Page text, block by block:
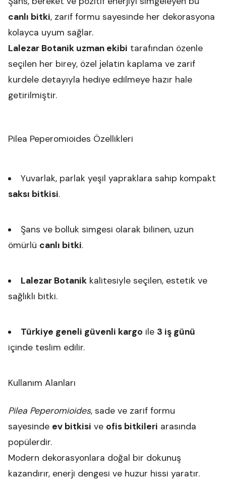
canlı bitki, zarif formu sayesinde her dekorasyona
kolayca uyum sağlar.
Lalezar Botanik uzman ekibi tarafından özenle
seçilen her birey, özel jelatin kaplama ve zarif
kurdele detayıyla hediye edilmeye hazır hale
getirilmiştir.
Pilea Peperomioides Özellikleri
Yuvarlak, parlak yeşil yapraklara sahip kompakt
saksı bitkisi.
Şans ve bolluk simgesi olarak bilinen, uzun
ömürlü canlı bitki.
Lalezar Botanikkalitesiyle seçilen, estetik ve
sağlıklı bitki.
Türkiye geneli güvenli kargo ile 3 iş günü
içinde teslim edilir.
Kullanım Alanları
Pilea Peperomioides, sade ve zarif formu
sayesinde ev bitkisi ve ofis bitkileri arasında
popülerdir.
Modern dekorasyonlara doğal bir dokunuş
kazandırır, enerji dengesi ve huzur hissi yaratır.